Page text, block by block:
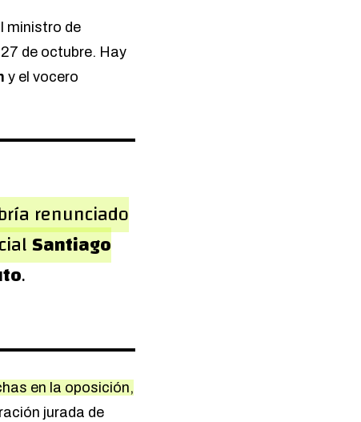
ministro de
de octubre. Hay
y el vocero
renunciado
Santiago
.
en la oposición,
jurada de